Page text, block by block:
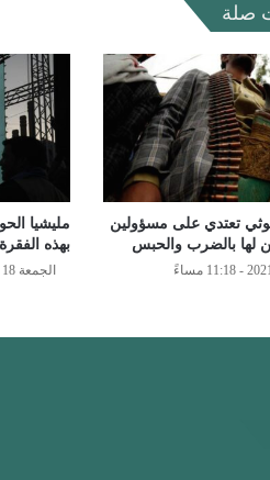
صلة
تعتدي على مسؤولين
لها بالضرب والحبس
مليشيا
بهذه
الجمعة 18 ديسمبر 2020 - 3:13 مساءً